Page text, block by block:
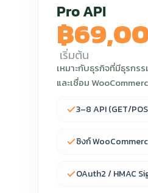
Pro API
฿
เริ่มต้น
เหมาะกับธุรกิจที่มีธุรกร
และเชื่อม
3–8 API (GET/
ซิงก์
OAuth2 / HMAC